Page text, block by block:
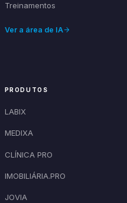
Treinamentos
Ver a área de IA
PRODUTOS
LABIX
MEDIXA
CLÍNICA PRO
IMOBILIÁRIA.PRO
JOVIA